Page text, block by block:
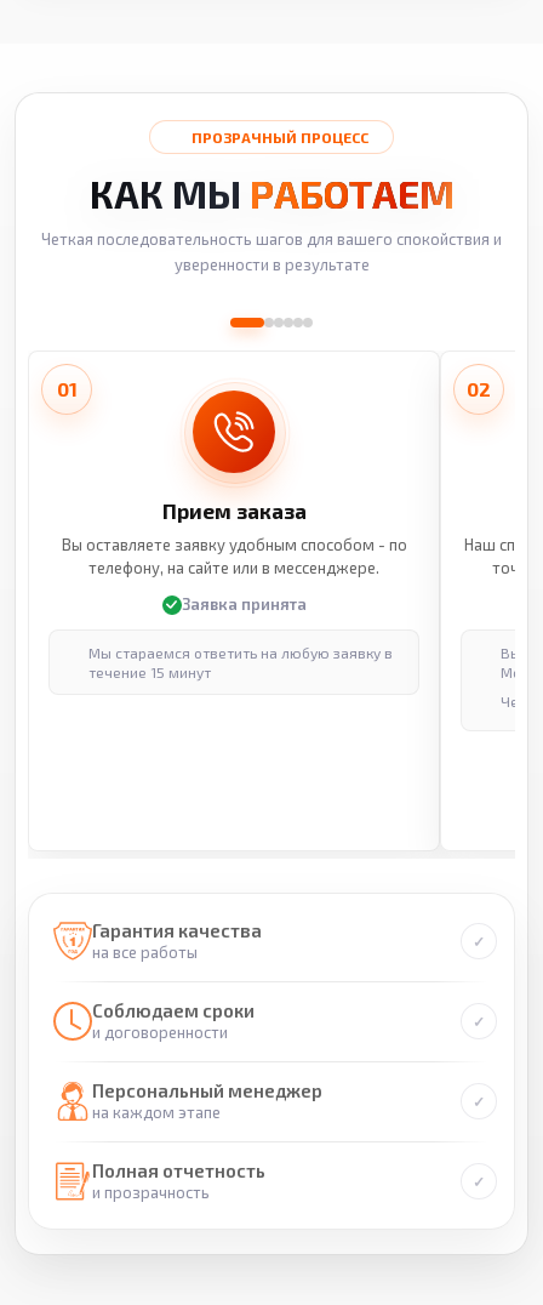
ПРОЗРАЧНЫЙ ПРОЦЕСС
КАК МЫ РАБОТАЕМ
Четкая последовательность шагов для вашего спокойствия и
уверенности в результате
01
Прием заказа
Вы оставляете заявку удобным способом - по
телефону, на сайте или в мессенджере.
Заявка принята
Мы стараемся ответить на любую заявку в
течение 15 минут
02
Наш
Гарантия качества
на все работы
Соблюдаем сроки
и договоренности
Персональный менеджер
на каждом этапе
Полная отчетность
и прозрачность